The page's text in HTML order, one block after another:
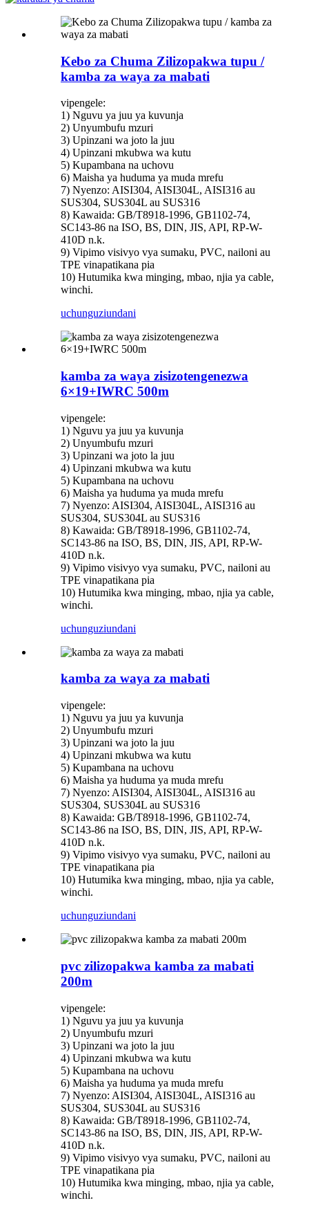
Kebo za Chuma Zilizopakwa tupu /
kamba za waya za mabati
vipengele:
1) Nguvu ya juu ya kuvunja
2) Unyumbufu mzuri
3) Upinzani wa joto la juu
4) Upinzani mkubwa wa kutu
5) Kupambana na uchovu
6) Maisha ya huduma ya muda mrefu
7) Nyenzo: AISI304, AISI304L, AISI316 au
SUS304, SUS304L au SUS316
8) Kawaida: GB/T8918-1996, GB1102-74,
SC143-86 na ISO, BS, DIN, JIS, API, RP-W-
410D n.k.
9) Vipimo visivyo vya sumaku, PVC, nailoni au
TPE vinapatikana pia
10) Hutumika kwa minging, mbao, njia ya cable,
winchi.
uchunguziundani
kamba za waya zisizotengenezwa
6×19+IWRC 500m
vipengele:
1) Nguvu ya juu ya kuvunja
2) Unyumbufu mzuri
3) Upinzani wa joto la juu
4) Upinzani mkubwa wa kutu
5) Kupambana na uchovu
6) Maisha ya huduma ya muda mrefu
7) Nyenzo: AISI304, AISI304L, AISI316 au
SUS304, SUS304L au SUS316
8) Kawaida: GB/T8918-1996, GB1102-74,
SC143-86 na ISO, BS, DIN, JIS, API, RP-W-
410D n.k.
9) Vipimo visivyo vya sumaku, PVC, nailoni au
TPE vinapatikana pia
10) Hutumika kwa minging, mbao, njia ya cable,
winchi.
uchunguziundani
kamba za waya za mabati
vipengele:
1) Nguvu ya juu ya kuvunja
2) Unyumbufu mzuri
3) Upinzani wa joto la juu
4) Upinzani mkubwa wa kutu
5) Kupambana na uchovu
6) Maisha ya huduma ya muda mrefu
7) Nyenzo: AISI304, AISI304L, AISI316 au
SUS304, SUS304L au SUS316
8) Kawaida: GB/T8918-1996, GB1102-74,
SC143-86 na ISO, BS, DIN, JIS, API, RP-W-
410D n.k.
9) Vipimo visivyo vya sumaku, PVC, nailoni au
TPE vinapatikana pia
10) Hutumika kwa minging, mbao, njia ya cable,
winchi.
uchunguziundani
pvc zilizopakwa kamba za mabati
200m
vipengele:
1) Nguvu ya juu ya kuvunja
2) Unyumbufu mzuri
3) Upinzani wa joto la juu
4) Upinzani mkubwa wa kutu
5) Kupambana na uchovu
6) Maisha ya huduma ya muda mrefu
7) Nyenzo: AISI304, AISI304L, AISI316 au
SUS304, SUS304L au SUS316
8) Kawaida: GB/T8918-1996, GB1102-74,
SC143-86 na ISO, BS, DIN, JIS, API, RP-W-
410D n.k.
9) Vipimo visivyo vya sumaku, PVC, nailoni au
TPE vinapatikana pia
10) Hutumika kwa minging, mbao, njia ya cable,
winchi.